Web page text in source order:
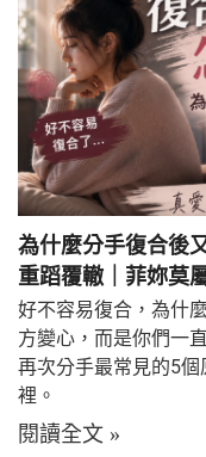
為什麼分手復合後
重蹈覆轍｜菲妳莫
好不容易復合，為什
方變心，而是你們一
再次分手最常見的5
裡。
閱讀全文 »